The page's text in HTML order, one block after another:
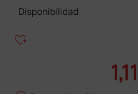
Disponibilidad:
heart_plus